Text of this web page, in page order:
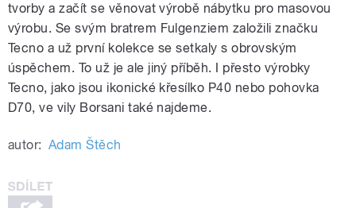
tvorby a začít se věnovat výrobě nábytku pro masovou
výrobu. Se svým bratrem Fulgenziem založili značku
Tecno a už první kolekce se setkaly s obrovským
úspěchem. To už je ale jiný příběh. I přesto výrobky
Tecno, jako jsou ikonické křesílko P40 nebo pohovka
D70, ve vily Borsani také najdeme.
autor: Adam Štěch